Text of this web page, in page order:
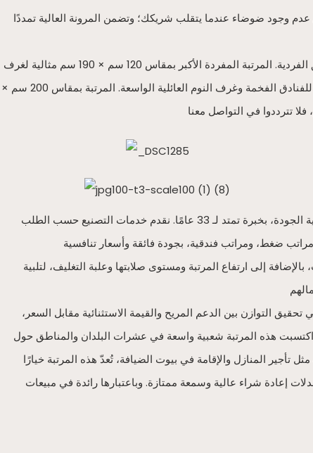
للتداخل، ويضمن عدم وجود ضوضاء عندما يتقلب شريكك؛ وتضمن المرونة العالية تمددًا
تتوفر مراتبنا بمجموعة واسعة من المقاسات لتناسب مختلف الاحتياجات: المرتبة المفردة بمقاس 90 سم × 190 سم مناسبة لسكن الطلاب والشقق الفردية. المرتبة المفردة الأكبر بمقاس 120 سم × 190 سم مثالية لغرف
النوم في المنزل. المرتبة المزدوجة بمقاس 150 سم × 200 سم شائعة الاستخدام في غرف نوم الأزواج. المرتبة بمقاس 180 سم × 200 سم مناسبة للفنادق الفخمة وغرف النوم العائلية الواسعة. المرتبة بمقاس 200 سم ×
شركة فانسايس هي شركة تصنيع متخصصة في إنتاج مراتب وأسرّة منجدة عالية الجودة، بخبرة تمتد لـ 33 عامًا. نقدم خدمات التصنيع حسب الطلب (OEM/ODM) لتجار الجملة وأصحاب العلامات التجارية للمراتب،
إلى ارتفاع المرتبة ومستوى صلابتها وعلبة التغليف، لتلبية
التوازن بين الدعم المريح والقيمة الاستثنائية مقابل السعر،
اكتسبت هذه المرتبة شعبية واسعة في عشرات البلدان والمناطق حول
تأجير المنازل والإقامة في بيوت الضيافة، تُعدّ هذه المرتبة خيارًا
إعادة شراء عالية وسمعة ممتازة. وباعتبارها رائدة في مبيعات